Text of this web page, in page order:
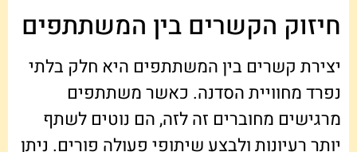
חיזוק הקשרים בין המשתתפים
יצירת קשרים בין המשתתפים היא חלק בלתי
נפרד מחוויית הסדנה. כאשר משתתפים
מרגישים מחוברים זה לזה, הם נוטים לשתף
יותר רעיונות ולבצע שיתופי פעולה פורים. ניתן